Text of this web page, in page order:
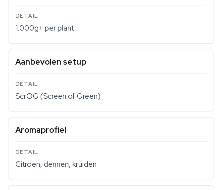
1.000g+ per plant
Aanbevolen setup
ScrOG (Screen of Green)
Aromaprofiel
Citroen, dennen, kruiden